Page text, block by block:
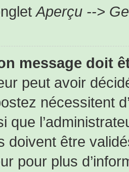
Aperçu -->
message doit
peut avoir
nécessitent
que
doivent être
pour plus